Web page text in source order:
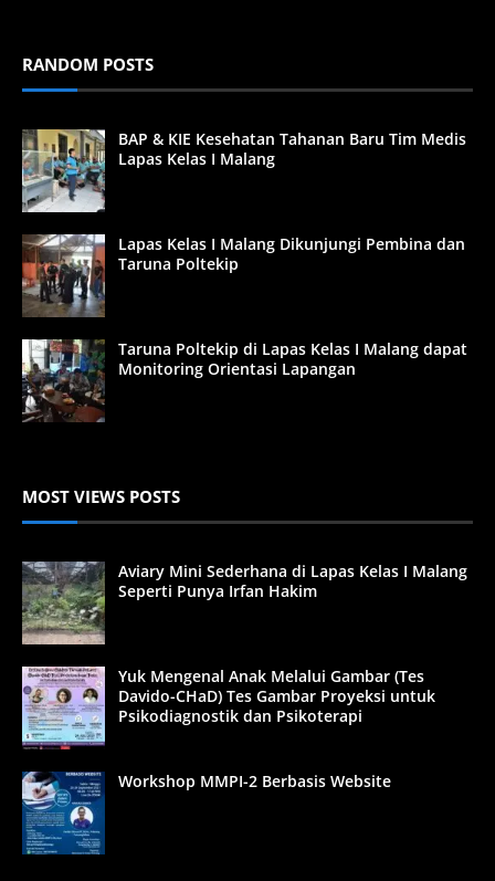
RANDOM POSTS
BAP & KIE Kesehatan Tahanan Baru Tim Medis
Lapas Kelas I Malang
Lapas Kelas I Malang Dikunjungi Pembina dan
Taruna Poltekip
Taruna Poltekip di Lapas Kelas I Malang dapat
Monitoring Orientasi Lapangan
MOST VIEWS POSTS
Aviary Mini Sederhana di Lapas Kelas I Malang
Seperti Punya Irfan Hakim
Yuk Mengenal Anak Melalui Gambar (Tes
Davido-CHaD) Tes Gambar Proyeksi untuk
Psikodiagnostik dan Psikoterapi
Workshop MMPI-2 Berbasis Website